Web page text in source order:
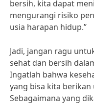
bersih, kita dapat
mengurangi risiko
usia harapan hidup.”
Jadi, jangan ragu
sehat dan bersih
Ingatlah bahwa
yang bisa kita
Sebagaimana yang